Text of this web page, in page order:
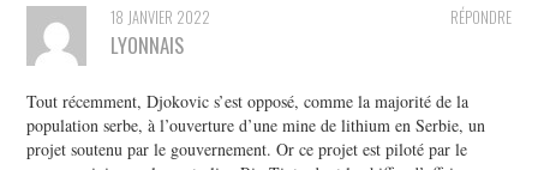
RÉPONDRE
18 JANVIER 2022
LYONNAIS
Tout récemment, Djokovic s’est opposé, comme la majorité de la
population serbe, à l’ouverture d’une mine de lithium en Serbie, un
projet soutenu par le gouvernement. Or ce projet est piloté par le